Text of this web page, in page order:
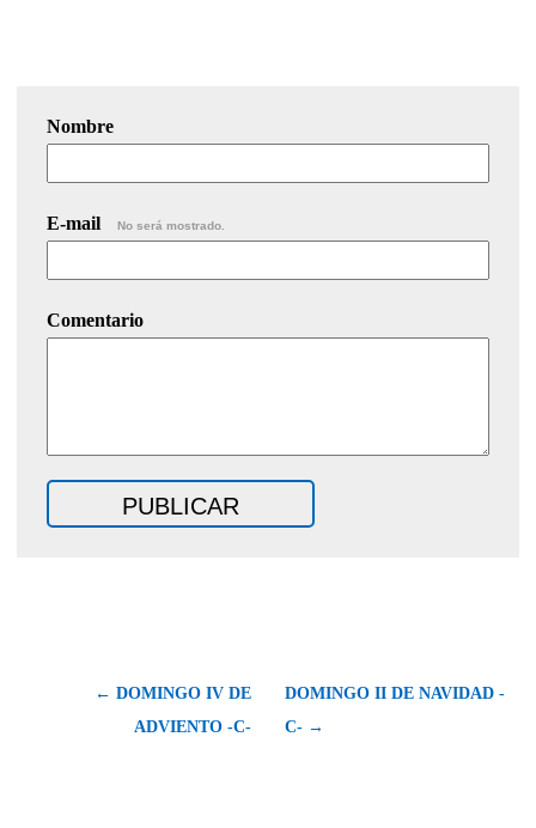
Nombre
E-mail No será mostrado.
Comentario
← DOMINGO IV DE
ADVIENTO -C-
DOMINGO II DE NAVIDAD -
C- →